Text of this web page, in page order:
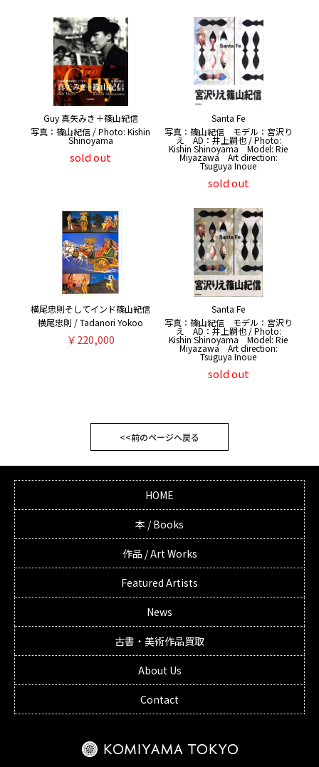
Guy 真矢みき＋篠山紀信
写真：篠山紀信 / Photo: Kishin
Shinoyama
sold out
Santa Fe
写真：篠山紀信 モデル：宮沢り
え AD：井上嗣也 / Photo:
Kishin Shinoyama Model: Rie
Miyazawa Art direction:
Tsuguya Inoue
sold out
横尾忠則そしてインド篠山紀信
横尾忠則 / Tadanori Yokoo
￥220,000
Santa Fe
写真：篠山紀信 モデル：宮沢り
え AD：井上嗣也 / Photo:
Kishin Shinoyama Model: Rie
Miyazawa Art direction:
Tsuguya Inoue
sold out
<<前のページへ戻る
HOME
本 / Books
作品 / Art Works
Featured Artists
News
古書・美術作品買取
About Us
Contact